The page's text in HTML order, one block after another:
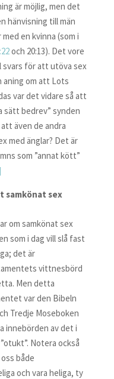
är möjlig, men det
hänvisning till män
en kvinna (som i
och 20:13). Det vore
svars för att utöva sex
aning om att Lots
var det vidare så att
sätt bedrev” synden
även de andra
med änglar? Det är
som ”annat kött”
samkönat sex
om samkönat sex
som i dag vill slå fast
det är
vittnesbörd
Men detta
var den Bibeln
Tredje Moseboken
innebörden av det i
Notera också
både
och vara heliga, ty